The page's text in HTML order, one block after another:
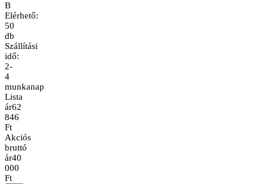
B
Elérhető:
50
db
Szállítási
idő:
2-
4
munkanap
Lista
ár62
846
Ft
Akciós
bruttó
ár40
000
Ft